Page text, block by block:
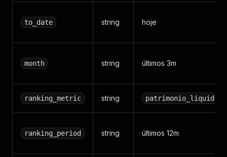
to_date string hoje
month string últimos 3m
ranking_metric string patrimonio_liquido
ranking_period string últimos 12m